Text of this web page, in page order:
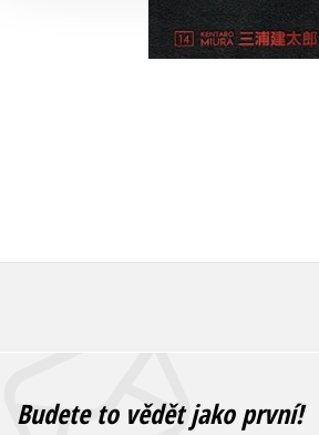
Do košíku
1 254 Kč
1 003 Kč
Budete to vědět jako první!